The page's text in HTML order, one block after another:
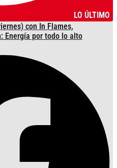
LO ÚLTIMO
con In Flames,
Energía por todo lo alto